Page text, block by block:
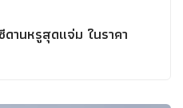
านหรูสุดแจ่ม ในราคา